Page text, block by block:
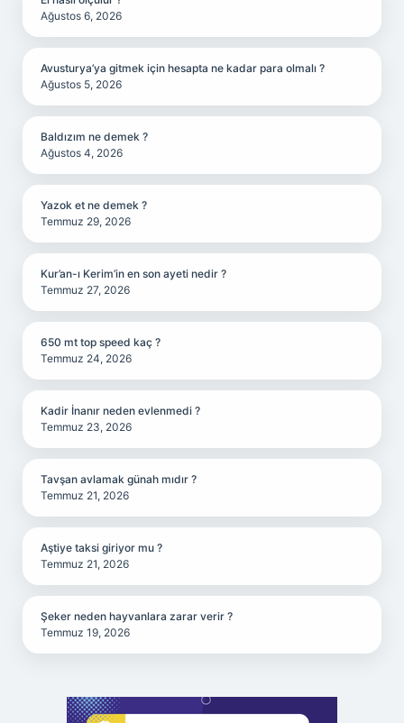
Ağustos 6, 2026
Avusturya’ya gitmek için hesapta ne kadar para olmalı ?
Ağustos 5, 2026
Baldızım ne demek ?
Ağustos 4, 2026
Yazok et ne demek ?
Temmuz 29, 2026
Kur’an-ı Kerim’in en son ayeti nedir ?
Temmuz 27, 2026
650 mt top speed kaç ?
Temmuz 24, 2026
Kadir İnanır neden evlenmedi ?
Temmuz 23, 2026
Tavşan avlamak günah mıdır ?
Temmuz 21, 2026
Aştiye taksi giriyor mu ?
Temmuz 21, 2026
Şeker neden hayvanlara zarar verir ?
Temmuz 19, 2026